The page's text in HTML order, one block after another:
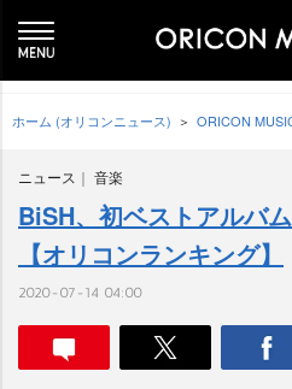
ホーム (オリコンニュース) ORICON
ニュース 音楽
BiSH、初ベストアルバ
【オリコンランキング】
2020-07-14 04:00